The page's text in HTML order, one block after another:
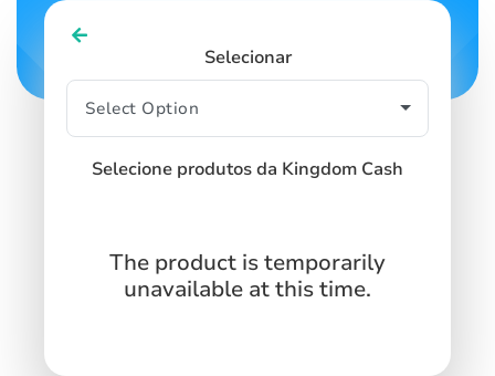
Selecionar
Selecione produtos da Kingdom Cash
The product is temporarily
unavailable at this time.